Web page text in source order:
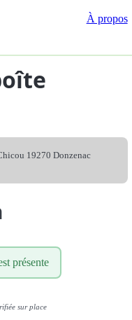
À propos
19270 Donzenac
présente
sur place